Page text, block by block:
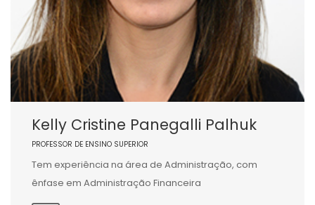
Kelly Cristine Panegalli Palhuk
PROFESSOR DE ENSINO SUPERIOR
Tem experiência na área de Administração, com
ênfase em Administração Financeira